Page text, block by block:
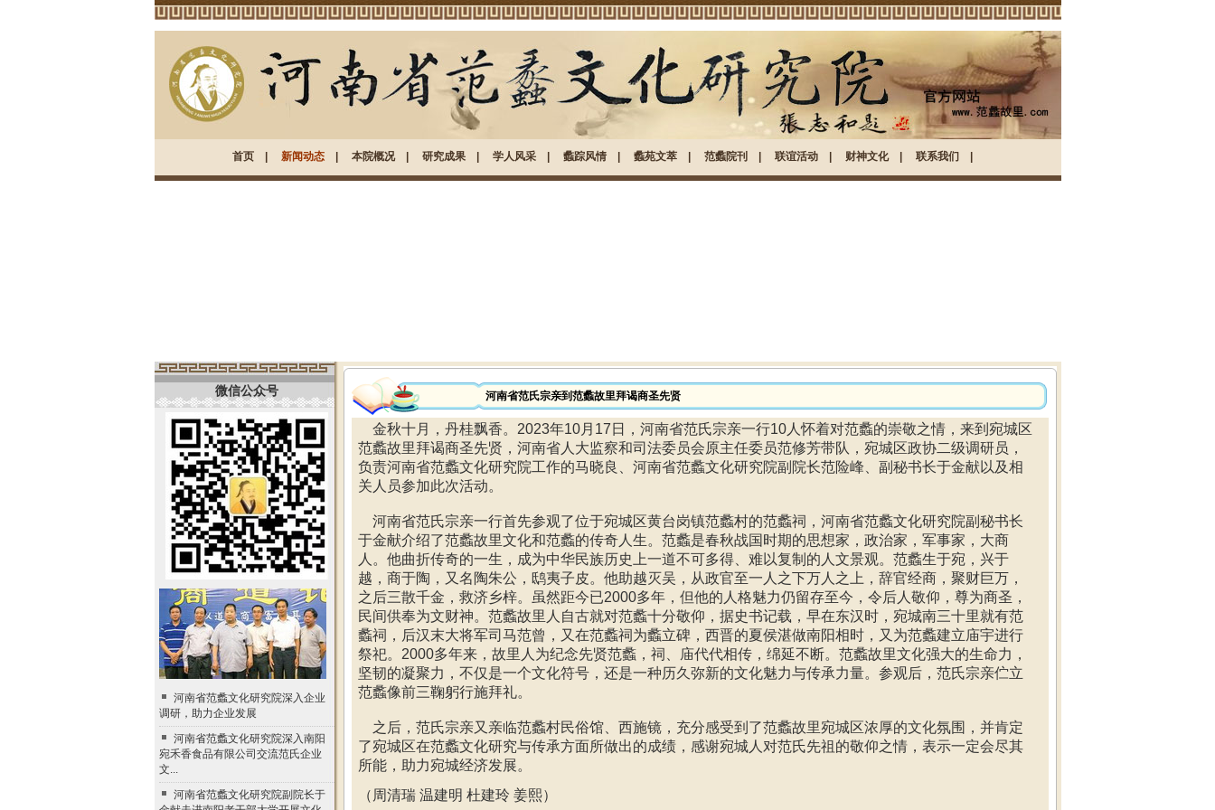
首页| 新闻动态| 本院概况| 研究成果| 学人风采| 蠡踪风情| 蠡苑文萃| 范蠡院刊 联谊活动| 财神文化| 联系我们
微信公众号
河南省范蠡文化研究院深入企业
调研，助力企业发展
河南省范蠡文化研究院深入南阳
宛禾香食品有限公司交流范氏企业
文...
河南省范蠡文化研究院副院长于
河南省范氏宗亲到范蠡故里拜谒商圣先贤
金秋十月，丹桂飘香。2023年10月17日，河南省范氏宗亲一行10人怀着对范蠡的崇敬之情，来到宛城区
范蠡故里拜谒商圣先贤，河南省人大监察和司法委员会原主任委员范修芳带队，宛城区政协二级调研员，
负责河南省范蠡文化研究院工作的马晓良、河南省范蠡文化研究院副院长范险峰、副秘书长于金献以及相
关人员参加此次活动。
河南省范氏宗亲一行首先参观了位于宛城区黄台岗镇范蠡村的范蠡祠，河南省范蠡文化研究院副秘书长
于金献介绍了范蠡故里文化和范蠡的传奇人生。范蠡是春秋战国时期的思想家，政治家，军事家，大商
人。他曲折传奇的一生，成为中华民族历史上一道不可多得、难以复制的人文景观。范蠡生于宛，兴于
越，商于陶，又名陶朱公，鸱夷子皮。他助越灭吴，从政官至一人之下万人之上，辞官经商，聚财巨万，
之后三散千金，救济乡梓。虽然距今已2000多年，但他的人格魅力仍留存至今，令后人敬仰，尊为商圣，
民间供奉为文财神。范蠡故里人自古就对范蠡十分敬仰，据史书记载，早在东汉时，宛城南三十里就有范
蠡祠，后汉末大将军司马范曾，又在范蠡祠为蠡立碑，西晋的夏侯湛做南阳相时，又为范蠡建立庙宇进行
祭祀。2000多年来，故里人为纪念先贤范蠡，祠、庙代代相传，绵延不断。范蠡故里文化强大的生命力，
坚韧的凝聚力，不仅是一个文化符号，还是一种历久弥新的文化魅力与传承力量。参观后，范氏宗亲伫立
范蠡像前三鞠躬行施拜礼。
之后，范氏宗亲又亲临范蠡村民俗馆、西施镜，充分感受到了范蠡故里宛城区浓厚的文化氛围，并肯定
了宛城区在范蠡文化研究与传承方面所做出的成绩，感谢宛城人对范氏先祖的敬仰之情，表示一定会尽其
所能，助力宛城经济发展。
（周清瑞 温建明 杜建玲 姜熙）